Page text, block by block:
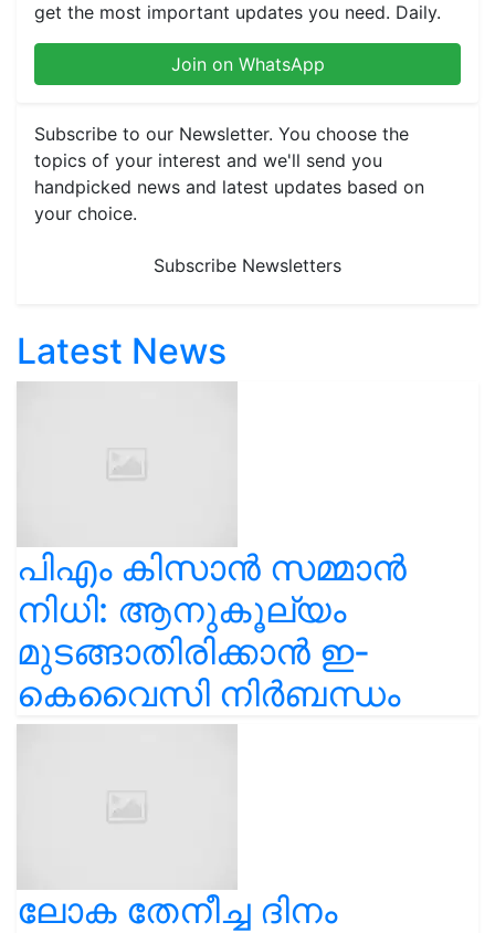
get the most important updates you need. Daily.
Join on WhatsApp
Subscribe to our Newsletter. You choose the
topics of your interest and we'll send you
handpicked news and latest updates based on
your choice.
Subscribe Newsletters
Latest News
പിഎം കിസാൻ സമ്മാൻ
നിധി: ആനുകൂല്യം
മുടങ്ങാതിരിക്കാൻ ഇ-
കെവൈസി നിർബന്ധം
ലോക തേനീച്ച ദിനം